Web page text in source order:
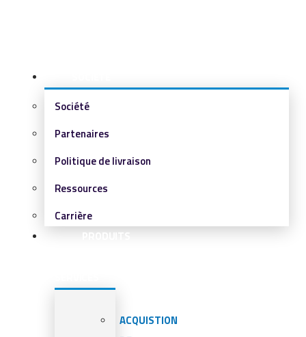
Société
Partenaires
Politique de livraison
Ressources
Carrière
PRODUITS
ACQUISTION